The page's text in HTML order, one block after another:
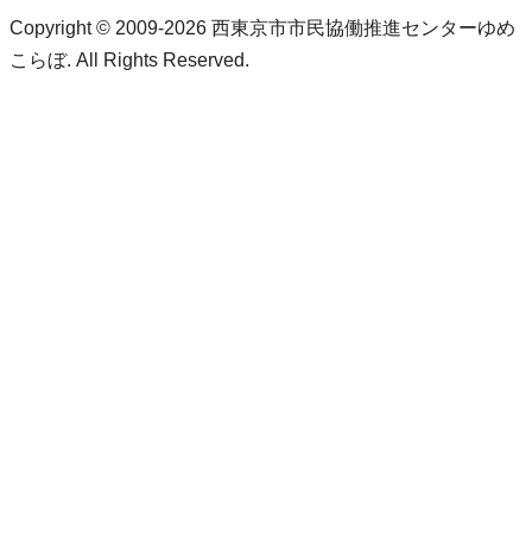
Copyright © 2009-2026 西東京市市民協働推進センターゆめ
こらぼ. All Rights Reserved.